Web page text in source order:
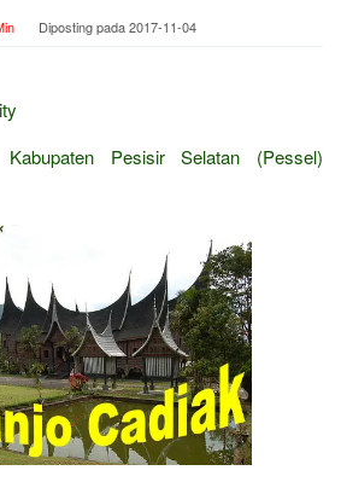
Diposting pada2017-11-04
Pesisir Selatan (Pessel)